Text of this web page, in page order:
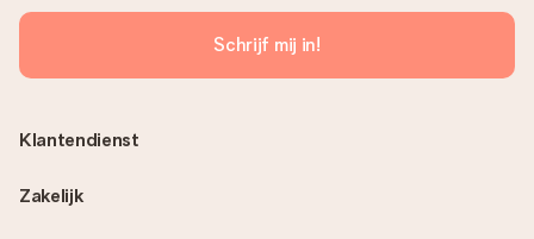
Schrijf mij in!
Klantendienst
Zakelijk